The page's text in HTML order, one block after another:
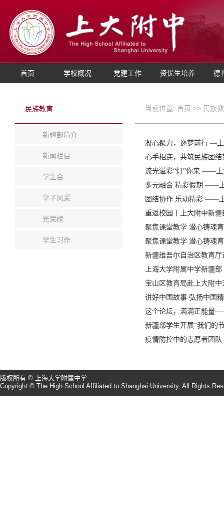
首页 学校概况 党建工作 资优生培养 德
民族教育
新疆部简介
新闻栏目
学生会
学子风采
光荣榜
学生习作
当前位置: 首页 >> 民族
凝心聚力，逐梦前行 —
心手相连，共筑民族团
流光溢彩“灯”你来 ——上
多元融合 精彩假期 ——
团结协作 乐动精彩 ——
重返校园丨上大附中新
聚焦课堂教学 潜心铸魂
聚焦课堂教学 潜心铸魂
新疆维吾尔自治区教育
上海大学附属中学新疆部
宝山区教育局赴上大附
讲好中国故事 弘扬中国
这个论坛，满满正能量
新疆部学生开展“我们的
疫情防控中的志愿者团队
版权所有 © 上海大学附属中学
Copyright © The High School Affiliated to Shanghai University, All Rights